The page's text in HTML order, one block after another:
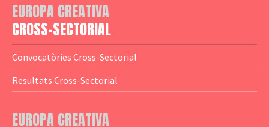
— Logotips
— Notícies
— Publicacions
— Guies MEDIA
— Altres Guies
— Presentacions
EUROPA CREATIVA
CROSS-SECTORIAL
Convocatòries Cross-Sectorial
Resultats Cross-Sectorial
EUROPA CREATIVA